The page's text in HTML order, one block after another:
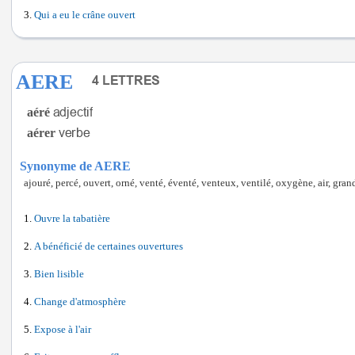
Qui a eu le crâne ouvert
AERE
aéré
aérer
Synonyme de AERE
ajouré, percé, ouvert, orné, venté, éventé, venteux, ventilé, oxygène, air,
Ouvre la tabatière
A bénéficié de certaines ouvertures
Bien lisible
Change d'atmosphère
Expose à l'air